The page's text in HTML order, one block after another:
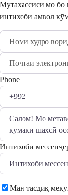
Мутахассиси мо бо
интихоби амвол
Phone
Интихоби
Ман тасдиқ